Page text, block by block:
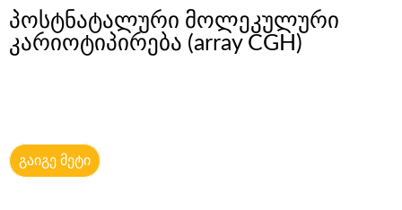
პოსტნატალური მოლეკულური
კარიოტიპირება (array CGH)
გაიგე მეტი